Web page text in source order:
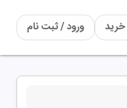
ورود / ثبت نام